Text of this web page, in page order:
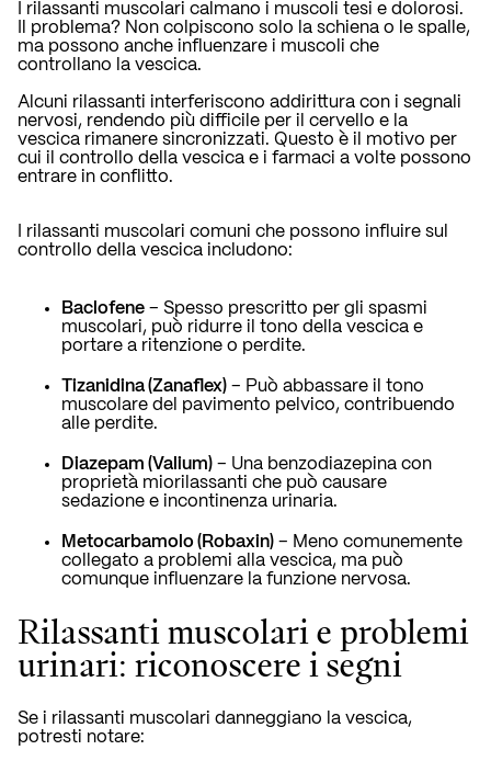
I rilassanti muscolari calmano i muscoli tesi e dolorosi.
Il problema? Non colpiscono solo la schiena o le spalle,
ma possono anche influenzare i muscoli che
controllano la vescica.
Alcuni rilassanti interferiscono addirittura con i segnali
nervosi, rendendo più difficile per il cervello e la
vescica rimanere sincronizzati. Questo è il motivo per
cui il controllo della vescica e i farmaci a volte possono
entrare in conflitto.
I rilassanti muscolari comuni che possono influire sul
controllo della vescica includono:
Baclofene – Spesso prescritto per gli spasmi
muscolari, può ridurre il tono della vescica e
portare a ritenzione o perdite.
Tizanidina (Zanaflex) – Può abbassare il tono
muscolare del pavimento pelvico, contribuendo
alle perdite.
Diazepam (Valium) – Una benzodiazepina con
proprietà miorilassanti che può causare
sedazione e incontinenza urinaria.
Metocarbamolo (Robaxin) – Meno comunemente
collegato a problemi alla vescica, ma può
comunque influenzare la funzione nervosa.
Rilassanti muscolari e problemi
urinari: riconoscere i segni
Se i rilassanti muscolari danneggiano la vescica,
potresti notare: